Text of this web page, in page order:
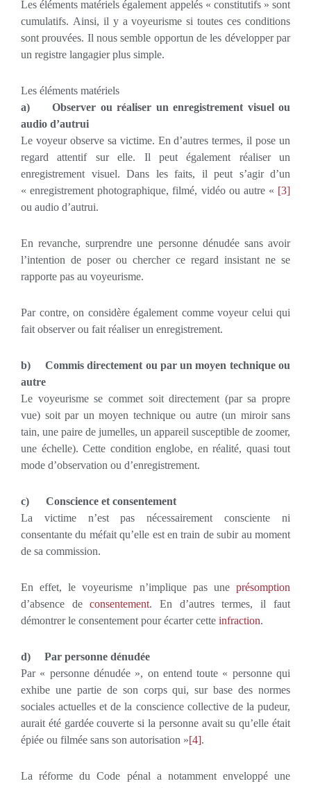
Les éléments matériels également appelés « constitutifs » sont
cumulatifs. Ainsi, il y a voyeurisme si toutes ces conditions
sont prouvées. Il nous semble opportun de les développer par
un registre langagier plus simple.
Les éléments matériels
a) Observer ou réaliser un enregistrement visuel ou
audio d’autrui
Le voyeur observe sa victime. En d’autres termes, il pose un
regard attentif sur elle. Il peut également réaliser un
enregistrement visuel. Dans les faits, il peut s’agir d’un
« enregistrement photographique, filmé, vidéo ou autre « [3]
ou audio d’autrui.
En revanche, surprendre une personne dénudée sans avoir
l’intention de poser ou chercher ce regard insistant ne se
rapporte pas au voyeurisme.
Par contre, on considère également comme voyeur celui qui
fait observer ou fait réaliser un enregistrement.
b) Commis directement ou par un moyen technique ou
autre
Le voyeurisme se commet soit directement (par sa propre
vue) soit par un moyen technique ou autre (un miroir sans
tain, une paire de jumelles, un appareil susceptible de zoomer,
une échelle). Cette condition englobe, en réalité, quasi tout
mode d’observation ou d’enregistrement.
c) Conscience et consentement
La victime n’est pas nécessairement consciente ni
consentante du méfait qu’elle est en train de subir au moment
de sa commission.
En effet, le voyeurisme n’implique pas une présomption
d’absence de consentement. En d’autres termes, il faut
démontrer le consentement pour écarter cette infraction.
d) Par personne dénudée
Par « personne dénudée », on entend toute « personne qui
exhibe une partie de son corps qui, sur base des normes
sociales actuelles et de la conscience collective de la pudeur,
aurait été gardée couverte si la personne avait su qu’elle était
épiée ou filmée sans son autorisation »[4].
La réforme du Code pénal a notamment enveloppé une